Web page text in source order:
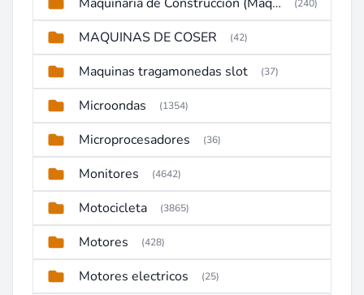
(240)
MAQUINAS DE COSER (42)
Maquinas tragamonedas slot (37)
Microondas (1354)
Microprocesadores (36)
Monitores (4642)
Motocicleta (3865)
Motores (428)
Motores electricos (25)